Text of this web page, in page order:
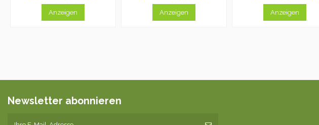
Anzeigen Anzeigen Anzeigen
Newsletter abonnieren